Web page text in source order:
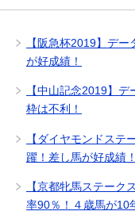
【阪急杯2019】デ
が好成績！
【中山記念2019】
枠は不利！
【ダイヤモンドステ
躍！差し馬が好成績！
【京都牝馬ステーク
率90％！４歳馬が10